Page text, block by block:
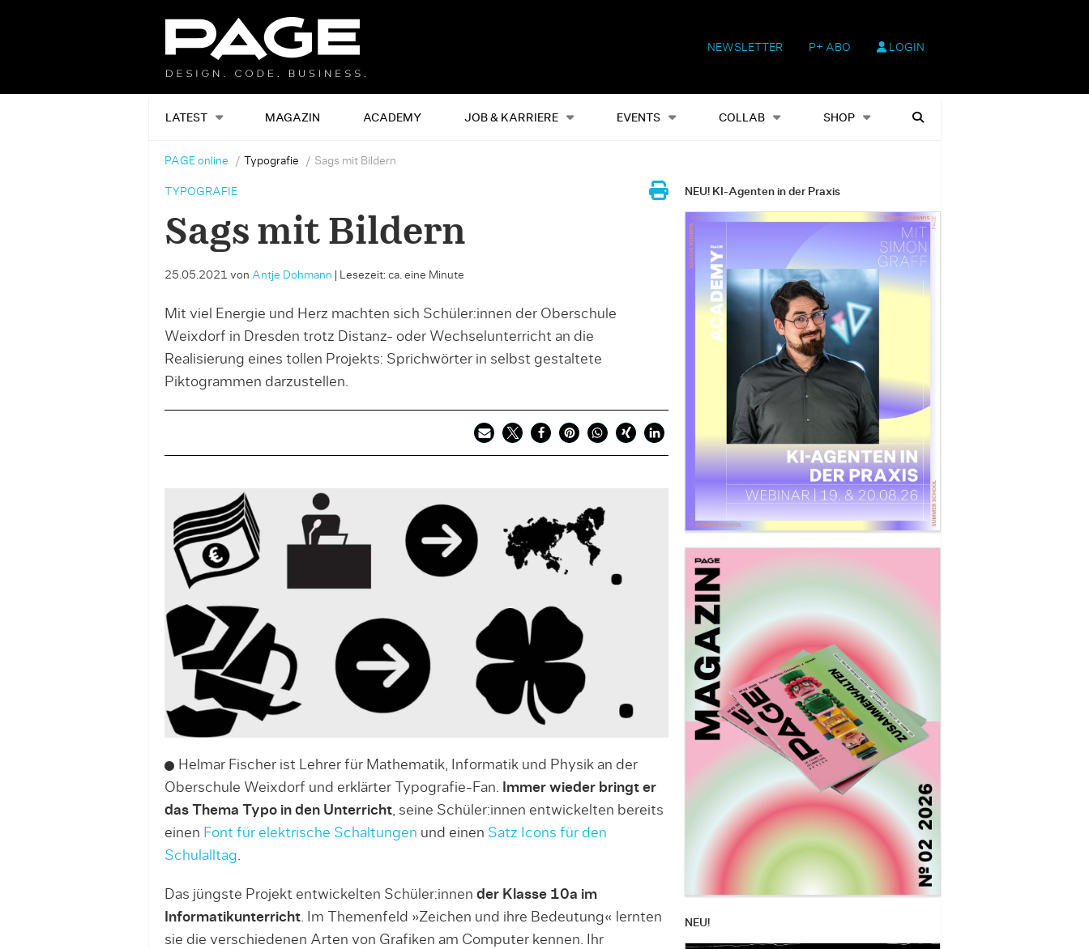
NEWSLETTER P+ ABO LOGIN
LATEST MAGAZIN ACADEMY JOB & KARRIERE EVENTS COLLAB SHOP
Alles Events Shop Heftausgaben Suchen
PAGE online Typografie Sags mit Bildern
TYPOGRAFIE
Sags mit Bildern
25.05.2021 von Antje Dohmann Lesezeit: ca. eine Minute
Mit viel Energie und Herz machten sich Schüler:innen der Oberschule
Weixdorf in Dresden trotz Distanz- oder Wechselunterricht an die
Realisierung eines tollen Projekts: Sprichwörter in selbst gestaltete
Piktogrammen darzustellen.
Helmar Fischer ist Lehrer für Mathematik, Informatik und Physik an der
Oberschule Weixdorf und erklärter Typografie-Fan.
Immer wieder bringt er
das Thema Typo in den Unterricht, seine Schüler:innen entwickelten bereits
einen Font für elektrische Schaltungen und einen Satz Icons für den
Schulalltag.
Das jüngste Projekt entwickelten Schüler:innen der Klasse 10a im
Informatikunterricht. Im Themenfeld »Zeichen und ihre Bedeutung« lernten
sie die verschiedenen Arten von Grafiken am Computer kennen. Ihr
NEU! KI-Agenten in der Praxis
NEU!